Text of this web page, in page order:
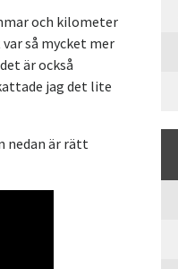
och kilometer
så mycket mer
är också
jag det lite
nedan är rätt